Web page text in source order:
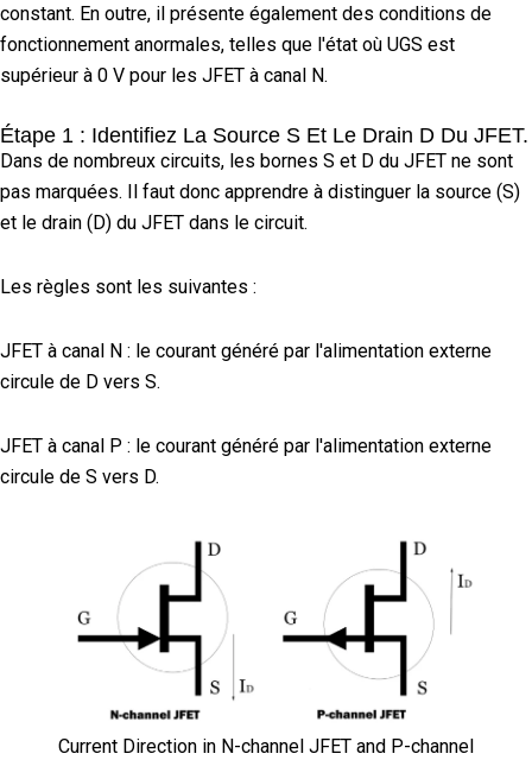
constant. En outre, il présente également des conditions de
fonctionnement anormales, telles que l'état où UGS est
supérieur à 0 V pour les JFET à canal N.
Étape 1 : Identifiez La Source S Et Le Drain D Du JFET.
Dans de nombreux circuits, les bornes S et D du JFET ne sont
pas marquées. Il faut donc apprendre à distinguer la source (S)
et le drain (D) du JFET dans le circuit.
Les règles sont les suivantes :
JFET à canal N : le courant généré par l'alimentation externe
circule de D vers S.
JFET à canal P : le courant généré par l'alimentation externe
circule de S vers D.
Current Direction in N-channel JFET and P-channel